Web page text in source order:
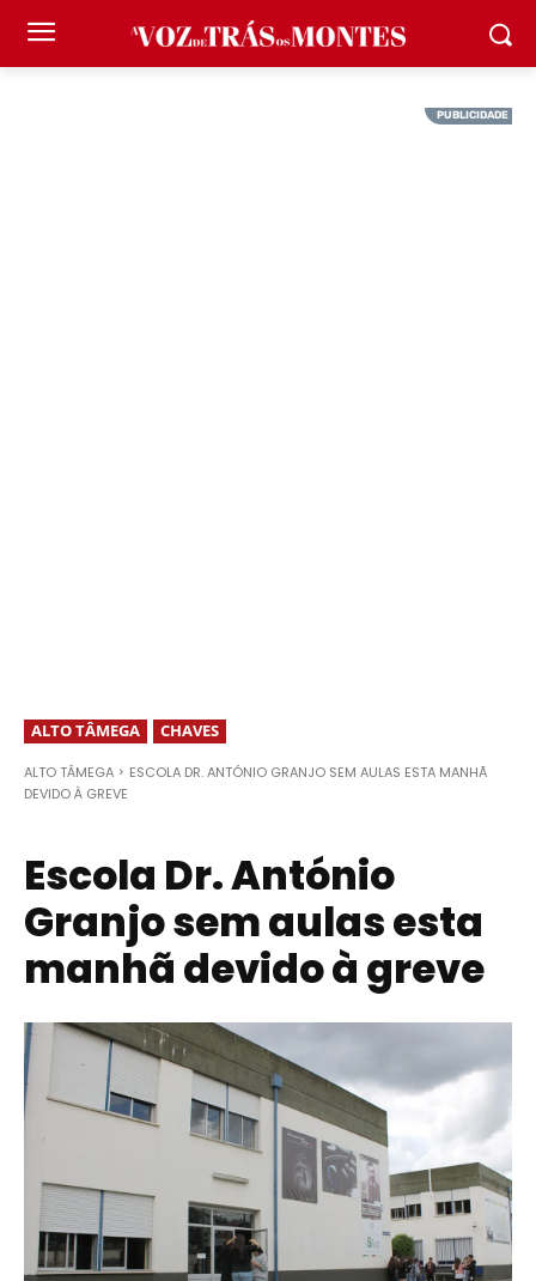
ALTO TÂMEGA CHAVES
ALTO TÂMEGA
ESCOLA DR. ANTÓNIO GRANJO SEM AULAS ESTA MANHÃ
DEVIDO À GREVE
Escola Dr. António
Granjo sem aulas esta
manhã devido à greve